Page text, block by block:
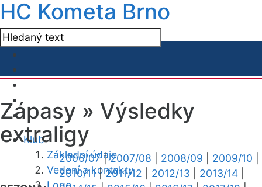
HC Kometa Brno
Klub
Základní údaje
Vedení a kontakty
Zápasy » Výsledky
extraligy
2006/07|2007/08 2008/09 2009/10
2010/11|2011/12 2012/13 2013/14